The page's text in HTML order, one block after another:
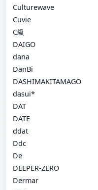
Culturewave
Cuvie
C級
DAIGO
dana
DanBi
DASHIMAKITAMAGO
dasui*
DAT
DATE
ddat
Ddc
De
DEEPER-ZERO
Dermar